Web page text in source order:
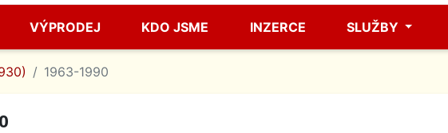
VÝPRODEJ KDO JSME INZERCE SLUŽBY
1963-1990